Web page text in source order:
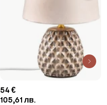
54 €
105,61 лв.